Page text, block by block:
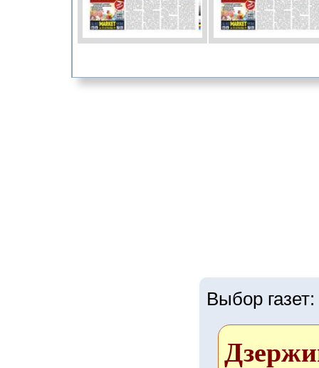
Выбор газет: